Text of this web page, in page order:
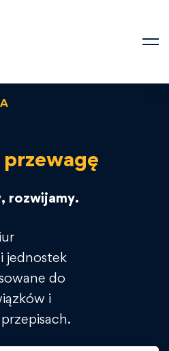
rozwijamy.
jednostek
do
i